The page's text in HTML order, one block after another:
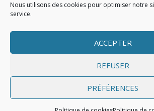
Nous utilisons des cookies pour optimiser notre
service.
ACCEPTER
REFUSER
PRÉFÉRENCES
Communauté de Communes Val de
SMIDOM